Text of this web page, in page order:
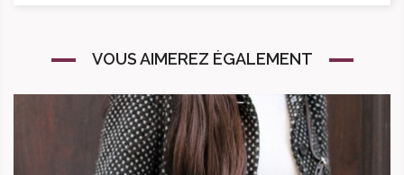
VOUS AIMEREZ ÉGALEMENT